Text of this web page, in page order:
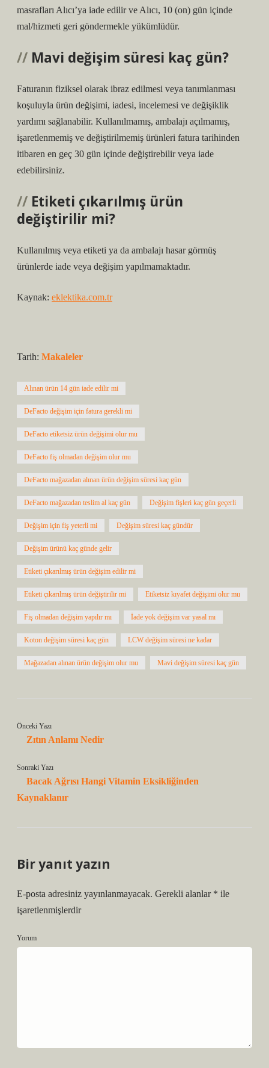
masrafları Alıcı’ya iade edilir ve Alıcı, 10 (on) gün içinde
mal/hizmeti geri göndermekle yükümlüdür.
Mavi değişim süresi kaç gün?
Faturanın fiziksel olarak ibraz edilmesi veya tanımlanması
koşuluyla ürün değişimi, iadesi, incelemesi ve değişiklik
yardımı sağlanabilir. Kullanılmamış, ambalajı açılmamış,
işaretlenmemiş ve değiştirilmemiş ürünleri fatura tarihinden
itibaren en geç 30 gün içinde değiştirebilir veya iade
edebilirsiniz.
Etiketi çıkarılmış ürün
değiştirilir mi?
Kullanılmış veya etiketi ya da ambalajı hasar görmüş
ürünlerde iade veya değişim yapılmamaktadır.
Kaynak: eklektika.com.tr
Tarih: Makaleler
Alınan ürün 14 gün iade edilir mi
DeFacto değişim için fatura gerekli mi
DeFacto etiketsiz ürün değişimi olur mu
DeFacto fiş olmadan değişim olur mu
DeFacto mağazadan alınan ürün değişim süresi kaç gün
DeFacto mağazadan teslim al kaç gün Değişim fişleri kaç gün geçerli
Değişim için fiş yeterli mi Değişim süresi kaç gündür
Değişim ürünü kaç günde gelir
Etiketi çıkarılmış ürün değişim edilir mi
Etiketi çıkarılmış ürün değiştirilir mi Etiketsiz kıyafet değişimi olur mu
Fiş olmadan değişim yapılır mı İade yok değişim var yasal mı
Koton değişim süresi kaç gün LCW değişim süresi ne kadar
Mağazadan alınan ürün değişim olur mu Mavi değişim süresi kaç gün
Önceki Yazı
Zıtın Anlamı Nedir
Sonraki Yazı
Bacak Ağrısı Hangi Vitamin Eksikliğinden
Kaynaklanır
Bir yanıt yazın
E-posta adresiniz yayınlanmayacak. Gerekli alanlar * ile
işaretlenmişlerdir
Yorum